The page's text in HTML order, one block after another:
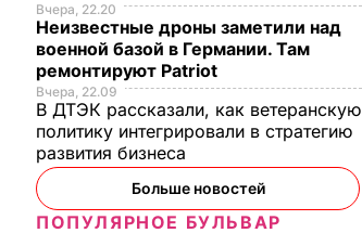
Вчера, 22.20
Неизвестные дроны заметили над
военной базой в Германии. Там
ремонтируют Patriot
Вчера, 22.09
В ДТЭК рассказали, как ветеранскую
политику интегрировали в стратегию
развития бизнеса
Больше новостей
ПОПУЛЯРНОЕ БУЛЬВАР